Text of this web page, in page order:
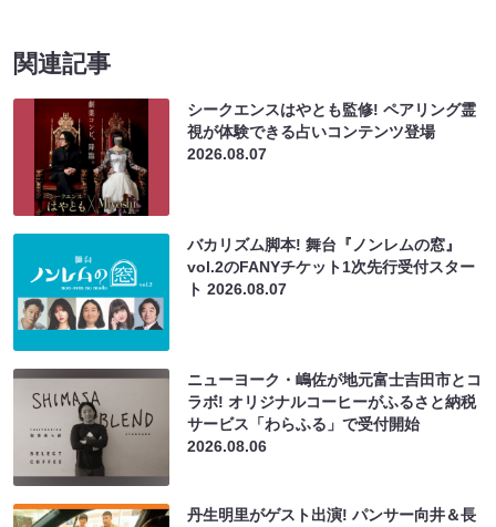
関連記事
シークエンスはやとも監修! ペアリング霊
視が体験できる占いコンテンツ登場
2026.08.07
バカリズム脚本! 舞台『ノンレムの窓』
vol.2のFANYチケット1次先行受付スター
ト2026.08.07
ニューヨーク・嶋佐が地元富士吉田市とコ
ラボ! オリジナルコーヒーがふるさと納税
サービス「わらふる」で受付開始
2026.08.06
丹生明里がゲスト出演! パンサー向井＆長